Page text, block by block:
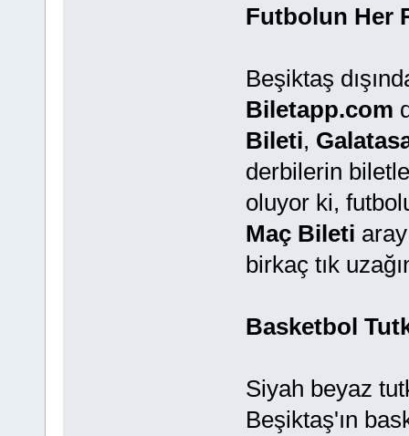
Futbolun Her
Beşiktaş
Biletapp.com
Bileti,
derbilerin
oluyor ki,
Maç Bileti
birkaç tık
Basketbol
Siyah beyaz
Beşiktaş'ın